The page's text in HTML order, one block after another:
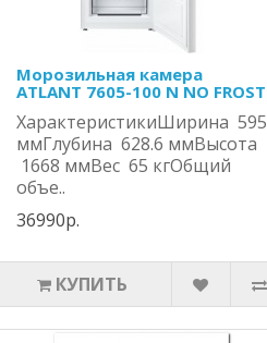
Морозильная камера
ATLANT 7605-100 N NO FROST
ХарактеристикиШирина 595
ммГлубина 628.6 ммВысота
1668 ммВес 65 кгОбщий
объе..
36990р.
КУПИТЬ